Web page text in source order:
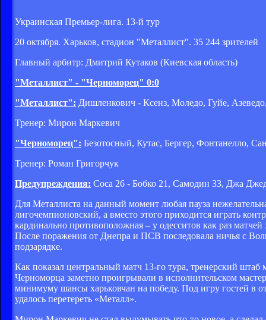
Украинская Премьер-лига. 13-й тур
20 октября. Харьков, стадион "Металлист". 35 244 зрителей
Главный арбитр: Дмитрий Кутаков (Киевская область)
"Металлист" - "Черноморец" 0:0
"Металлист": Дишленкович - Ксенз, Моледо, Гуйе,
Тренер: Мирон Маркевич
"Черноморец": Безотосный, Кутас, Бергер, Фонтанелло,
Тренер: Роман Григорчук
Предупреждения: Соса 26 - Бобко 21, Самодин 33, Джа
Для Металлиста на данный момент любая пауза
лигочемпионовский, а вместо этого приходится играть
кардинально противоположная – у одесситов как раз
После поражения от Днепра и ПСВ последовала ничья с
подзарядке.
Как показал центральный матч 13-го тура, тренерский
Черноморца заметно проигрывали в исполнительском
минимуму шансы харьковчан на победу. Под игру гостей в
удалось перетереть «Металл».